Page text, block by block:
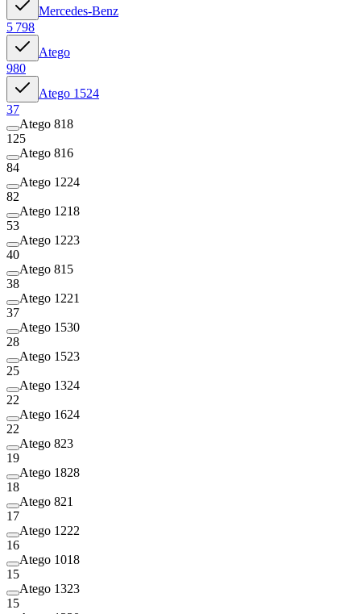
Mercedes-Benz
5 798
Atego
980
Atego 1524
37
Atego 818
125
Atego 816
84
Atego 1224
82
Atego 1218
53
Atego 1223
40
Atego 815
38
Atego 1221
37
Atego 1530
28
Atego 1523
25
Atego 1324
22
Atego 1624
22
Atego 823
19
Atego 1828
18
Atego 821
17
Atego 1222
16
Atego 1018
15
Atego 1323
15